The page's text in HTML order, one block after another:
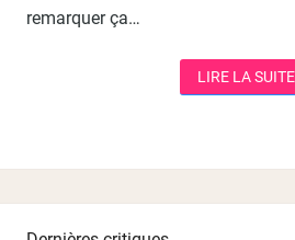
remarquer ça…
LIRE LA SUITE